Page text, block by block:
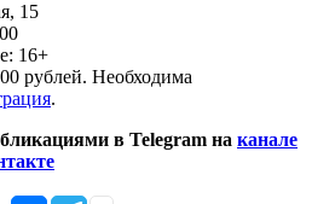
15
16+
рублей. Необходима
.
в Telegram на канале